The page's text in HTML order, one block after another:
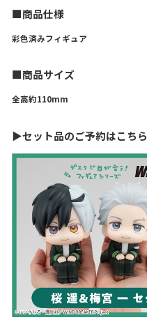
■商品仕様
彩色済みフィギュア
■商品サイズ
全高約110mm
▶セット品のご予約はこちら